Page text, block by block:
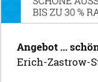
Angebot ...
Erich-Zastrow-